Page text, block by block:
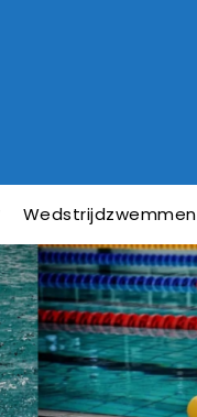
Wedstrijdzwemmen